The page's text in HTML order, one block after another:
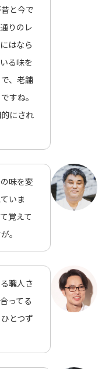
と今で
りのレ
はなら
る味を
、老舗
すね。
にされ
味を変
いま
覚えて
。
職人さ
ってる
とつず